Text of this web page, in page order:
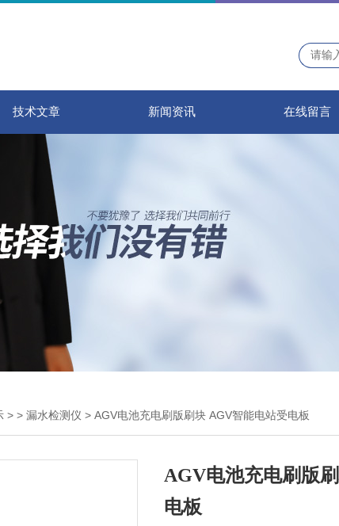
技术文章 新闻资讯 在线留言
> > 漏水检测仪 > AGV电池充电刷版刷块 AGV智能电站受电板
AGV电池充电刷版
电板